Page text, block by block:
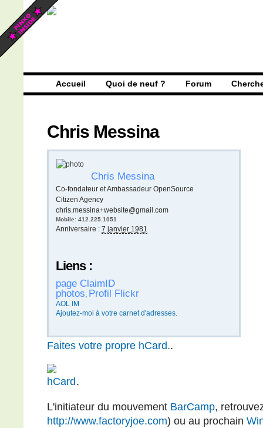
Accueil Quoi de neuf ? Forum
Chris Messina
Chris Messina
Co-fondateur et Ambassadeur OpenSource
Citizen Agency
chris.messina+website@gmail.com
Mobile: 412.225.1051
Anniversaire : 7 janvier 1981
Liens :
page ClaimID
photos, Profil Flickr
AOL IM
Ajoutez-moi à votre carnet d'adresses.
Faites votre propre hCard..
.
L'initiateur du mouvement BarCamp,
http://www.factoryjoe.com) ou au prochain